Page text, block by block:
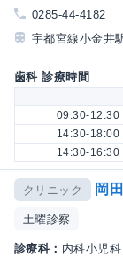
0285-44-4182
宇都宮線小金井
歯科 診療時間
09:30-12:30
14:30-18:00
14:30-16:30
クリニック 岡
土曜診察
診療科： 内科小児科